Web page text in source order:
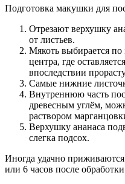
Подготовка макушки для
Отрезают верхушку
от листьев.
Мякоть выбирается по
центра, где
впоследствии
Самые нижние
Внутреннюю часть
древесным углём,
раствором
Верхушку ананаса
слегка подсох.
Иногда удачно
или 6 часов после